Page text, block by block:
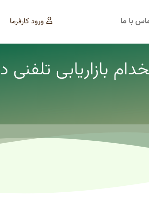
با ما ورود کارفرما
بازاریابی تلفنی